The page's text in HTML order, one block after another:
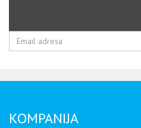
KOMPANIJA